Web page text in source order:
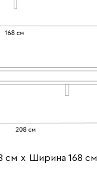
см х Ширина 168 см